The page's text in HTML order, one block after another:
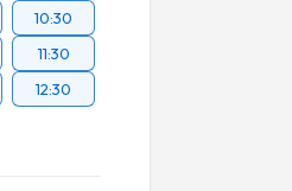
10:30
11:30
12:30